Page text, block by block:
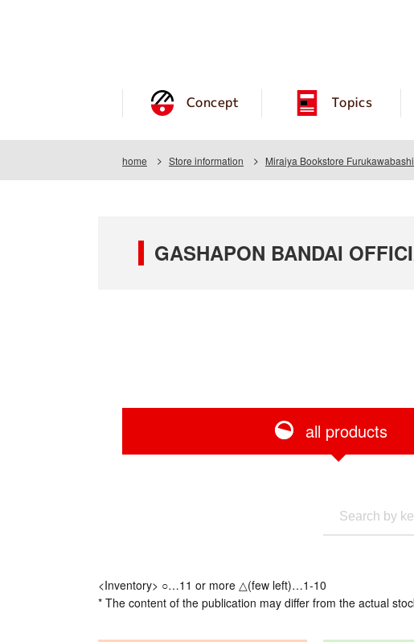
Concept Topics
home Store information Miraiya Bookstore
GASHAPON BANDAI
all products
<Inventory> ○…11 or more △(few left)…1-10
* The content of the publication may differ from the actual